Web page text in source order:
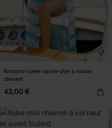
Kimono cover up tie-dye à nouer
devant
43,00 €